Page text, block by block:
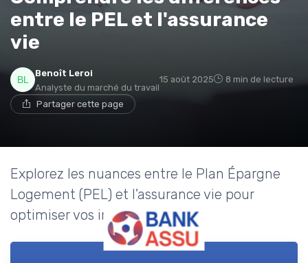
entre le PEL et l'assurance
vie
Benoît Leroi
Analyste du marché du travail
15 août 2025 8 min de lecture
Partager cette page
Explorez les nuances entre le Plan Épargne
Logement (PEL) et l'assurance vie pour
optimiser vos investissements.